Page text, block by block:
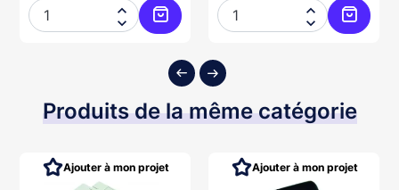
au panier


Ajouter au panier


Produits de la même catégorie
Ajouter à mon projet Ajouter à mon projet